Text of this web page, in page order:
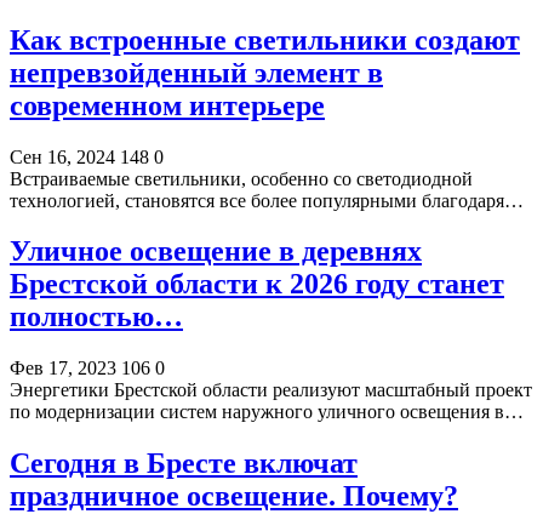
Как встроенные светильники создают
непревзойденный элемент в
современном интерьере
Сен 16, 2024 148 0
Встраиваемые светильники, особенно со светодиодной
технологией, становятся все более популярными благодаря…
Уличное освещение в деревнях
Брестской области к 2026 году станет
полностью…
Фев 17, 2023 106 0
Энергетики Брестской области реализуют масштабный проект
по модернизации систем наружного уличного освещения в…
Сегодня в Бресте включат
праздничное освещение. Почему?